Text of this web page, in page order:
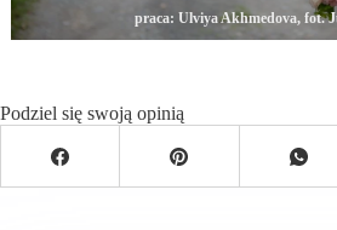
praca: Ulviya Akhmedova, fot.
Podziel się swoją opinią